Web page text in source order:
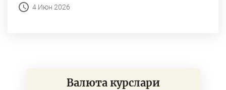
4 Июн 2026
Валюта курслари